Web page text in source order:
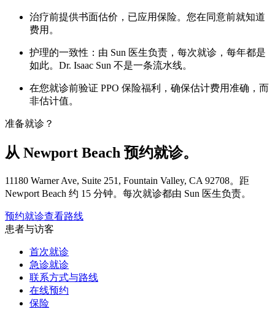
治疗前提供书面估价，已应用保险。您在同意前就知道
费用。
护理的一致性：由 Sun 医生负责，每次就诊，每年都是
如此。Dr. Isaac Sun 不是一条流水线。
在您就诊前验证 PPO 保险福利，确保估计费用准确，而
非估计值。
准备就诊？
从 Newport Beach 预约就诊。
11180 Warner Ave, Suite 251, Fountain Valley, CA 92708。距
Newport Beach 约 15 分钟。每次就诊都由 Sun 医生负责。
预约就诊查看路线
患者与访客
首次就诊
急诊就诊
联系方式与路线
在线预约
保险